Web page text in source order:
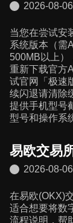
2026-08-
当您在尝试安
系统版本（需
500MB以上）
重新下载官方
试官网「极速
续闪退请清除
提供手机型号
型号和操作系
易欧交易
2026-08-
在易欧(OKX)
适合想要将数
流程说明，帮